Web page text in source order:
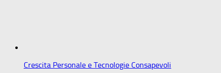
Crescita Personale e Tecnologie Consapevoli